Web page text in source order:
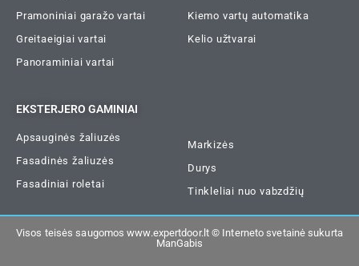
Pramoniniai garažo vartai
Greitaeigiai vartai
Panoraminiai vartai
Kiemo vartų automatika
Kelio užtvarai
EKSTERJERO GAMINIAI
Apsauginės žaliuzės
Fasadinės žaliuzės
Fasadiniai roletai
Markizės
Durys
Tinkleliai nuo vabzdžių
Visos teisės saugomos www.expertdoor.lt © Interneto svetainė sukurta
ManGabis